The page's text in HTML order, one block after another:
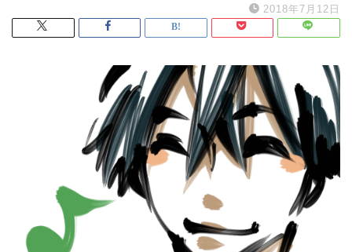
2018年7月12日